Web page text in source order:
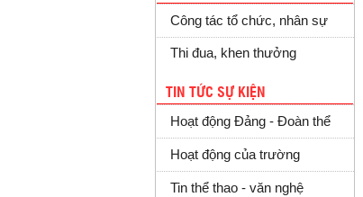
Công tác tổ chức, nhân sự
Thi đua, khen thưởng
TIN TỨC SỰ KIỆN
Hoạt động Đảng - Đoàn thể
Hoạt động của trường
Tin thể thao - văn nghệ